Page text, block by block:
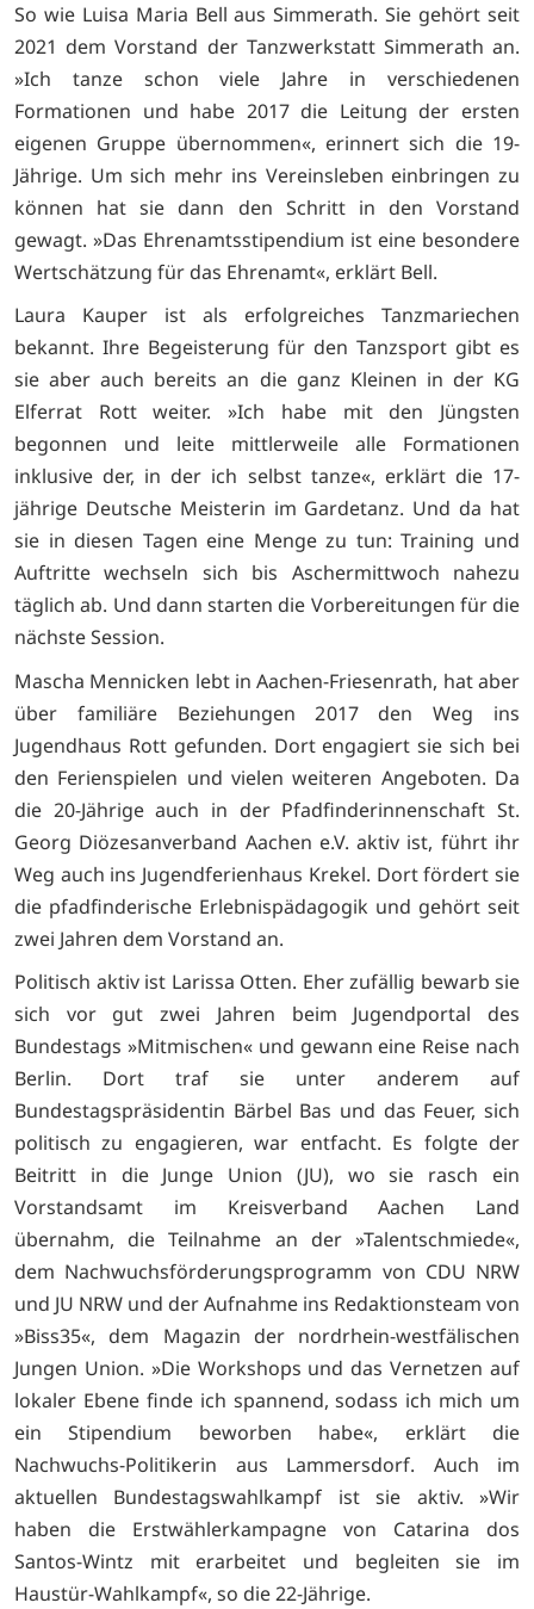
So wie Luisa Maria Bell aus Simmerath. Sie gehört seit
2021 dem Vorstand der Tanzwerkstatt Simmerath an.
»Ich tanze schon viele Jahre in verschiedenen
Formationen und habe 2017 die Leitung der ersten
eigenen Gruppe übernommen«, erinnert sich die 19-
Jährige. Um sich mehr ins Vereinsleben einbringen zu
können hat sie dann den Schritt in den Vorstand
gewagt. »Das Ehrenamtsstipendium ist eine besondere
Wertschätzung für das Ehrenamt«, erklärt Bell.
Laura Kauper ist als erfolgreiches Tanzmariechen
bekannt. Ihre Begeisterung für den Tanzsport gibt es
sie aber auch bereits an die ganz Kleinen in der KG
Elferrat Rott weiter. »Ich habe mit den Jüngsten
begonnen und leite mittlerweile alle Formationen
inklusive der, in der ich selbst tanze«, erklärt die 17-
jährige Deutsche Meisterin im Gardetanz. Und da hat
sie in diesen Tagen eine Menge zu tun: Training und
Auftritte wechseln sich bis Aschermittwoch nahezu
täglich ab. Und dann starten die Vorbereitungen für die
nächste Session.
Mascha Mennicken lebt in Aachen-Friesenrath, hat aber
über familiäre Beziehungen 2017 den Weg ins
Jugendhaus Rott gefunden. Dort engagiert sie sich bei
den Ferienspielen und vielen weiteren Angeboten. Da
die 20-Jährige auch in der Pfadfinderinnenschaft St.
Georg Diözesanverband Aachen e.V. aktiv ist, führt ihr
Weg auch ins Jugendferienhaus Krekel. Dort fördert sie
die pfadfinderische Erlebnispädagogik und gehört seit
zwei Jahren dem Vorstand an.
Politisch aktiv ist Larissa Otten. Eher zufällig bewarb sie
sich vor gut zwei Jahren beim Jugendportal des
Bundestags »Mitmischen« und gewann eine Reise nach
Berlin. Dort traf sie unter anderem auf
Bundestagspräsidentin Bärbel Bas und das Feuer, sich
politisch zu engagieren, war entfacht. Es folgte der
Beitritt in die Junge Union (JU), wo sie rasch ein
Vorstandsamt im Kreisverband Aachen Land
übernahm, die Teilnahme an der »Talentschmiede«,
dem Nachwuchsförderungsprogramm von CDU NRW
und JU NRW und der Aufnahme ins Redaktionsteam von
»Biss35«, dem Magazin der nordrhein-westfälischen
Jungen Union. »Die Workshops und das Vernetzen auf
lokaler Ebene finde ich spannend, sodass ich mich um
ein Stipendium beworben habe«, erklärt die
Nachwuchs-Politikerin aus Lammersdorf. Auch im
aktuellen Bundestagswahlkampf ist sie aktiv. »Wir
haben die Erstwählerkampagne von Catarina dos
Santos-Wintz mit erarbeitet und begleiten sie im
Haustür-Wahlkampf«, so die 22-Jährige.